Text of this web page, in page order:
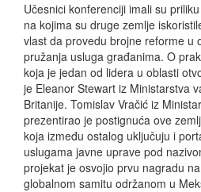
Učesnici konferenciji imali su
na kojima su druge zemlje
vlast da provedu brojne reforme u
pružanja usluga građanima. O
koja je jedan od lidera u oblasti
je Eleanor Stewart iz Ministarstva
Britanije. Tomislav Vračić iz
prezentirao je postignuća ove
koja između ostalog uključuju i
uslugama javne uprave pod
projekat je osvojio prvu nagradu
globalnom samitu održanom u